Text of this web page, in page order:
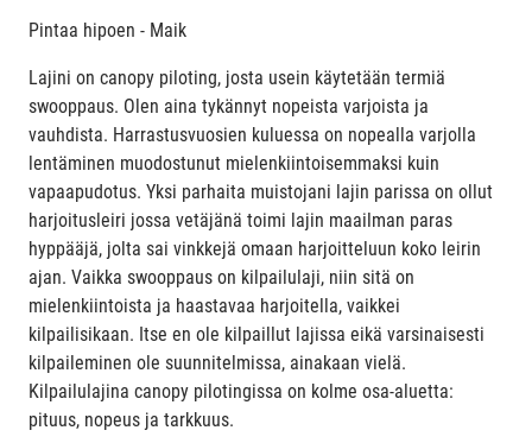
Pintaa hipoen - Maik
Lajini on canopy piloting, josta usein käytetään termiä
swooppaus. Olen aina tykännyt nopeista varjoista ja
vauhdista. Harrastusvuosien kuluessa on nopealla varjolla
lentäminen muodostunut mielenkiintoisemmaksi kuin
vapaapudotus. Yksi parhaita muistojani lajin parissa on ollut
harjoitusleiri jossa vetäjänä toimi lajin maailman paras
hyppääjä, jolta sai vinkkejä omaan harjoitteluun koko leirin
ajan. Vaikka swooppaus on kilpailulaji, niin sitä on
mielenkiintoista ja haastavaa harjoitella, vaikkei
kilpailisikaan. Itse en ole kilpaillut lajissa eikä varsinaisesti
kilpaileminen ole suunnitelmissa, ainakaan vielä.
Kilpailulajina canopy pilotingissa on kolme osa-aluetta:
pituus, nopeus ja tarkkuus.